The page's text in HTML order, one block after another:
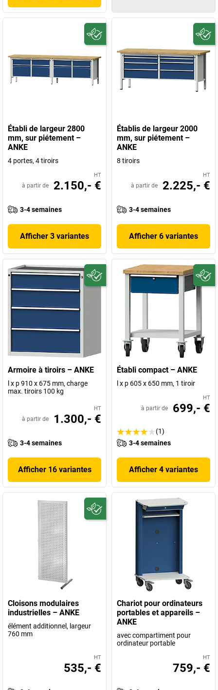
Établi de largeur 2800
mm, sur piétement –
ANKE
4 portes, 4 tiroirs
HT
à partir de 2.150,- €
3-4 semaines
Afficher 3 variantes
Établis de largeur 2000
mm, sur piétement –
ANKE
8 tiroirs
HT
à partir de 2.225,- €
3-4 semaines
Afficher 6 variantes
Armoire à tiroirs – ANKE
l x p 910 x 675 mm, charge
max. tiroirs 100 kg
HT
à partir de 1.300,- €
3-4 semaines
Afficher 16 variantes
Établi compact – ANKE
l x p 605 x 650 mm, 1 tiroir
HT
à partir de 699,- €
(1)
3-4 semaines
Afficher 4 variantes
Cloisons modulaires
industrielles – ANKE
élément additionnel, largeur
760 mm
HT
535,- €
Chariot pour ordinateurs
portables et appareils –
ANKE
avec compartiment pour
ordinateur portable
HT
759,- €